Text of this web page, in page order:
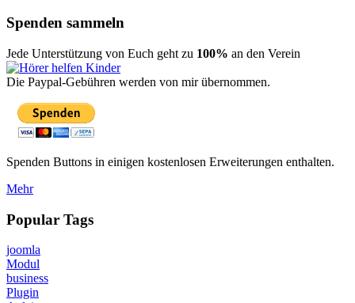
Spenden sammeln
Jede Unterstützung von Euch geht zu 100% an den Verein
Die Paypal-Gebühren werden von mir übernommen.
Spenden Buttons in einigen kostenlosen Erweiterungen enthalten.
Mehr
Popular Tags
joomla
Modul
business
Plugin